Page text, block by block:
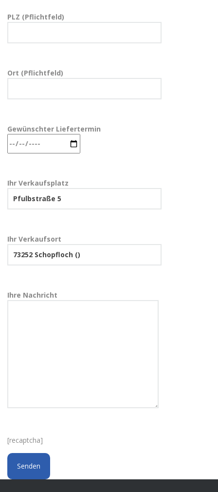
PLZ (Pflichtfeld)
Ort (Pflichtfeld)
Gewünschter Liefertermin
Ihr Verkaufsplatz
Ihr Verkaufsort
Ihre Nachricht
[recaptcha]